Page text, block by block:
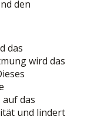
den
das
wird das
das
und lindert